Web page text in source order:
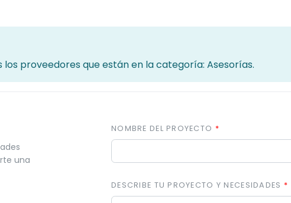
los proveedores que están en la categoría: Asesorías.
una
NOMBRE DEL PROYECTO
DESCRIBE TU PROYECTO Y NECESIDADES